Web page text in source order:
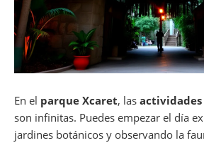
En el parque Xcaret, las actividades
son infinitas. Puedes empezar el día
jardines botánicos y observando la